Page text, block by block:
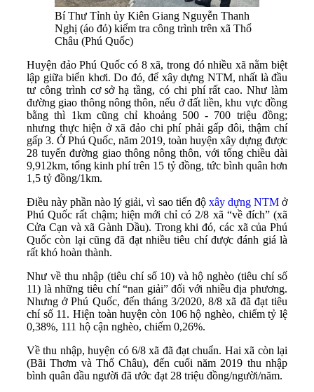
Bí Thư Tỉnh ủy Kiên Giang Nguyễn Thanh
Nghị (áo đỏ) kiểm tra công trình trên xã Thổ
Châu (Phú Quốc)
Huyện đảo Phú Quốc có 8 xã, trong đó nhiều xã nằm biệt
lập giữa biển khơi. Do đó, để xây dựng NTM, nhất là đầu
tư công trình cơ sở hạ tầng, có chi phí rất cao. Như làm
đường giao thông nông thôn, nếu ở đất liền, khu vực đồng
bằng thì 1km cũng chỉ khoảng 500 - 700 triệu đồng;
nhưng thực hiện ở xã đảo chi phí phải gấp đôi, thậm chí
gấp 3. Ở Phú Quốc, năm 2019, toàn huyện xây dựng được
28 tuyến đường giao thông nông thôn, với tổng chiều dài
9,912km, tổng kinh phí trên 15 tỷ đồng, tức bình quân hơn
1,5 tỷ đồng/1km.
Điều này phần nào lý giải, vì sao tiến độ xây dựng NTMở
Phú Quốc rất chậm; hiện mới chỉ có 2/8 xã “về đích” (xã
Cửa Cạn và xã Gành Dầu). Trong khi đó, các xã của Phú
Quốc còn lại cũng đã đạt nhiều tiêu chí được đánh giá là
rất khó hoàn thành.
Như về thu nhập (tiêu chí số 10) và hộ nghèo (tiêu chí số
11) là những tiêu chí “nan giải” đối với nhiều địa phương.
Nhưng ở Phú Quốc, đến tháng 3/2020, 8/8 xã đã đạt tiêu
chí số 11. Hiện toàn huyện còn 106 hộ nghèo, chiếm tỷ lệ
0,38%, 111 hộ cận nghèo, chiếm 0,26%.
Về thu nhập, huyện có 6/8 xã đã đạt chuẩn. Hai xã còn lại
(Bãi Thơm và Thổ Châu), đến cuối năm 2019 thu nhập
bình quân đầu người đã ước đạt 28 triệu đồng/người/năm.